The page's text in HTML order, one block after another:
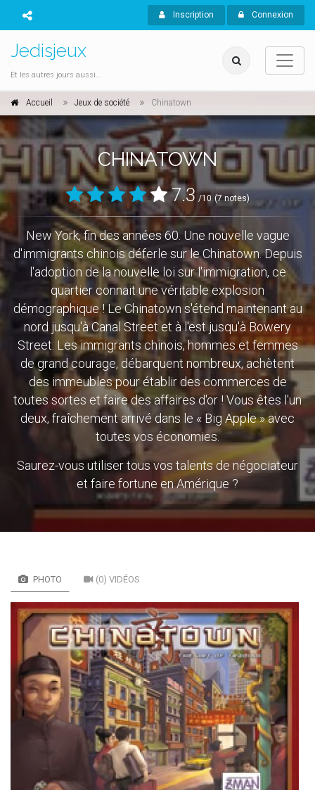
Inscription Connexion
Jedisjeux
Et les autres jours aussi...
Accueil Jeux de société Chinatown
CHINATOWN
7.3 /10 (7 notes)
New York, fin des années 60. Une nouvelle vague
d'immigrants chinois déferle sur le Chinatown. Depuis
l'adoption de la nouvelle loi sur l'immigration, ce
quartier connait une véritable explosion
démographique ! Le Chinatown s'étend maintenant au
nord jusqu'à Canal Street et à l'est jusqu'à Bowery
Street. Les immigrants chinois, hommes et femmes
de grand courage, débarquent nombreux, achètent
des immeubles pour établir des commerces de
toutes sortes et faire des affaires d'or ! Vous êtes l'un
deux, fraîchement arrivé dans le « Big Apple » avec
toutes vos économies.
Saurez-vous utiliser tous vos talents de négociateur
et faire fortune en Amérique ?
PHOTO (0) VIDÉOS